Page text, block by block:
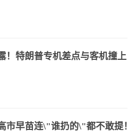
！特朗普专机差点与客机撞上
市早苗连\"谁扔的\"都不敢提！